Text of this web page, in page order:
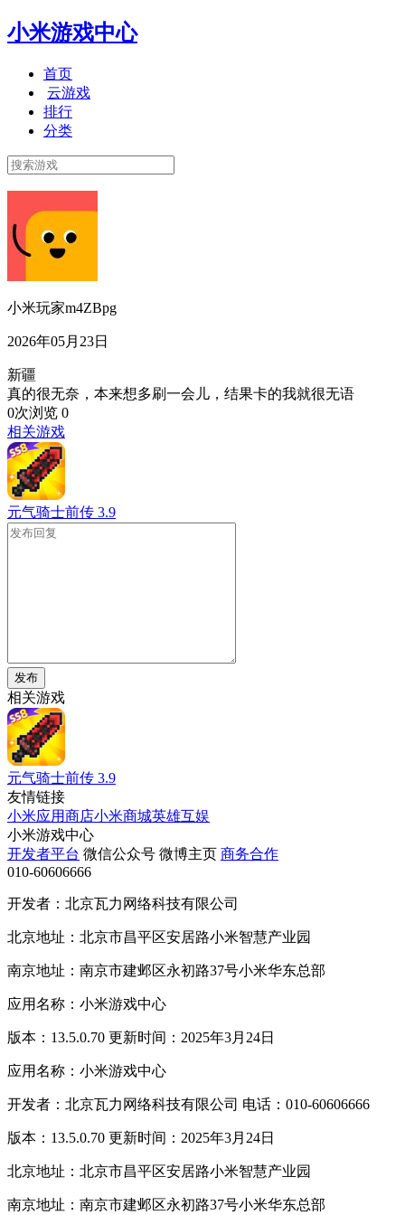
小米游戏中心
首页
云游戏
排行
分类
小米玩家m4ZBpg
2026年05月23日
新疆
真的很无奈，本来想多刷一会儿，结果卡的我就很无语
0次浏览 0
相关游戏
元气骑士前传 3.9
发布
相关游戏
元气骑士前传 3.9
友情链接
小米应用商店小米商城英雄互娱
小米游戏中心
开发者平台 微信公众号 微博主页 商务合作
010-60606666
开发者：北京瓦力网络科技有限公司
北京地址：北京市昌平区安居路小米智慧产业园
南京地址：南京市建邺区永初路37号小米华东总部
应用名称：小米游戏中心
版本：13.5.0.70 更新时间：2025年3月24日
应用名称：小米游戏中心
开发者：北京瓦力网络科技有限公司 电话：010-60606666
版本：13.5.0.70 更新时间：2025年3月24日
北京地址：北京市昌平区安居路小米智慧产业园
南京地址：南京市建邺区永初路37号小米华东总部